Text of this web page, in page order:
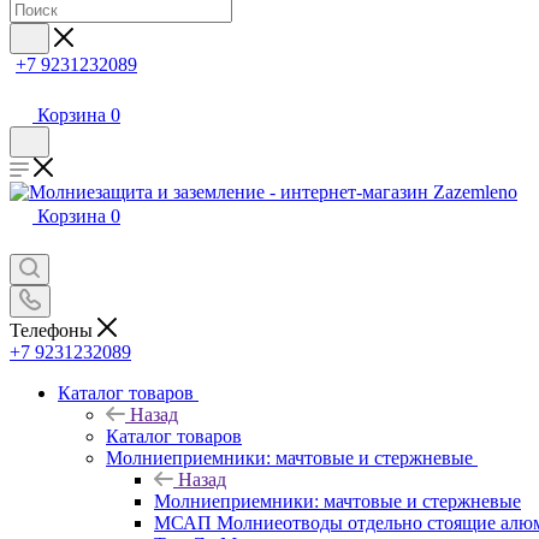
+7 9231232089
Корзина 0
Корзина 0
Телефоны
+7 9231232089
Каталог товаров
Назад
Каталог товаров
Молниеприемники: мачтовые и стержневые
Назад
Молниеприемники: мачтовые и стержневые
МСАП Молниеотводы отдельно стоящие